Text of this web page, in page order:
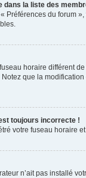
dans la liste des
Préférences du forum
horaire différent
que la
toujours incorrecte !
votre fuseau horaire
n’ait pas installé